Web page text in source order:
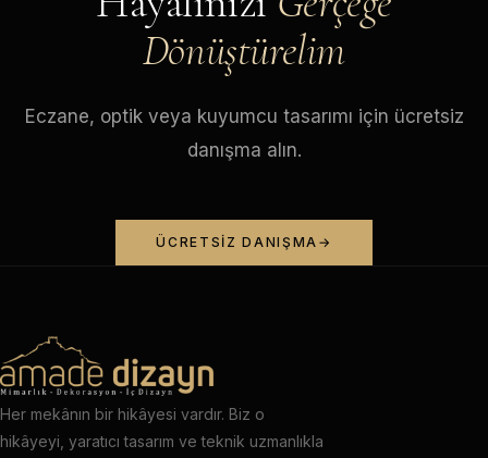
Dönüştürelim
Eczane, optik veya kuyumcu tasarımı için ücretsiz
danışma alın.
ÜCRETSIZ DANIŞMA
Her mekânın bir hikâyesi vardır. Biz o
hikâyeyi, yaratıcı tasarım ve teknik uzmanlıkla